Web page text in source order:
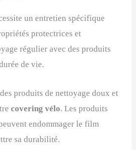
un entretien spécifique
protectrices et
régulier avec des produits
de vie.
produits de nettoyage doux et
covering vélo. Les produits
endommager le film
sa durabilité.